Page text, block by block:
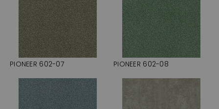
PIONEER 602-07 PIONEER 602-08